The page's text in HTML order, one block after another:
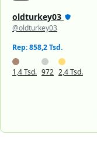
oldturkey03
@oldturkey03
Rep: 858,2 Tsd.
1,4 Tsd. 972 2,4 Tsd.